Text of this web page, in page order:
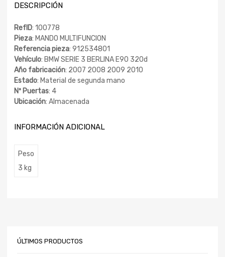
DESCRIPCIÓN
RefID: 100778
Pieza: MANDO MULTIFUNCION
Referencia pieza: 912534801
Vehículo: BMW SERIE 3 BERLINA E90 320d
Año fabricación: 2007 2008 2009 2010
Estado: Material de segunda mano
Nº Puertas: 4
Ubicación: Almacenada
INFORMACIÓN ADICIONAL
Peso
3 kg
ÚLTIMOS PRODUCTOS